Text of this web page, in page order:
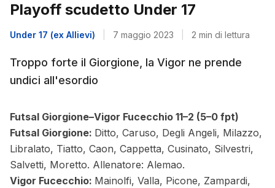
Playoff scudetto Under 17
Under 17 (ex Allievi) 7 maggio 2023 2 min di lettura
Troppo forte il Giorgione, la Vigor ne prende
undici all'esordio
Futsal Giorgione–Vigor Fucecchio 11–2 (5–0 fpt)
Futsal Giorgione: Ditto, Caruso, Degli Angeli, Milazzo,
Libralato, Tiatto, Caon, Cappetta, Cusinato, Silvestri,
Salvetti, Moretto. Allenatore: Alemao.
Vigor Fucecchio: Mainolfi, Valla, Picone, Zampardi,